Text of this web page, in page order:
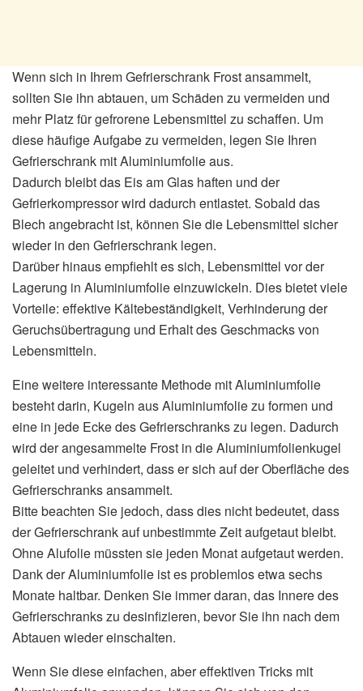
Wenn sich in Ihrem Gefrierschrank Frost ansammelt,
sollten Sie ihn abtauen, um Schäden zu vermeiden und
mehr Platz für gefrorene Lebensmittel zu schaffen. Um
diese häufige Aufgabe zu vermeiden, legen Sie Ihren
Gefrierschrank mit Aluminiumfolie aus.
Dadurch bleibt das Eis am Glas haften und der
Gefrierkompressor wird dadurch entlastet. Sobald das
Blech angebracht ist, können Sie die Lebensmittel sicher
wieder in den Gefrierschrank legen.
Darüber hinaus empfiehlt es sich, Lebensmittel vor der
Lagerung in Aluminiumfolie einzuwickeln. Dies bietet viele
Vorteile: effektive Kältebeständigkeit, Verhinderung der
Geruchsübertragung und Erhalt des Geschmacks von
Lebensmitteln.
Eine weitere interessante Methode mit Aluminiumfolie
besteht darin, Kugeln aus Aluminiumfolie zu formen und
eine in jede Ecke des Gefrierschranks zu legen. Dadurch
wird der angesammelte Frost in die Aluminiumfolienkugel
geleitet und verhindert, dass er sich auf der Oberfläche des
Gefrierschranks ansammelt.
Bitte beachten Sie jedoch, dass dies nicht bedeutet, dass
der Gefrierschrank auf unbestimmte Zeit aufgetaut bleibt.
Ohne Alufolie müssten sie jeden Monat aufgetaut werden.
Dank der Aluminiumfolie ist es problemlos etwa sechs
Monate haltbar. Denken Sie immer daran, das Innere des
Gefrierschranks zu desinfizieren, bevor Sie ihn nach dem
Abtauen wieder einschalten.
Wenn Sie diese einfachen, aber effektiven Tricks mit